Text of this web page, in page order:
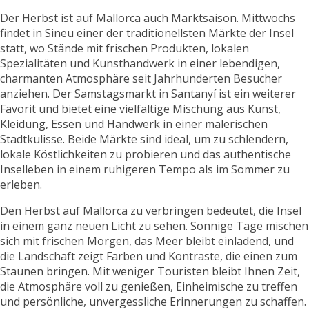
Der Herbst ist auf Mallorca auch Marktsaison. Mittwochs
findet in Sineu einer der traditionellsten Märkte der Insel
statt, wo Stände mit frischen Produkten, lokalen
Spezialitäten und Kunsthandwerk in einer lebendigen,
charmanten Atmosphäre seit Jahrhunderten Besucher
anziehen. Der Samstagsmarkt in Santanyí ist ein weiterer
Favorit und bietet eine vielfältige Mischung aus Kunst,
Kleidung, Essen und Handwerk in einer malerischen
Stadtkulisse. Beide Märkte sind ideal, um zu schlendern,
lokale Köstlichkeiten zu probieren und das authentische
Inselleben in einem ruhigeren Tempo als im Sommer zu
erleben.
Den Herbst auf Mallorca zu verbringen bedeutet, die Insel
in einem ganz neuen Licht zu sehen. Sonnige Tage mischen
sich mit frischen Morgen, das Meer bleibt einladend, und
die Landschaft zeigt Farben und Kontraste, die einen zum
Staunen bringen. Mit weniger Touristen bleibt Ihnen Zeit,
die Atmosphäre voll zu genießen, Einheimische zu treffen
und persönliche, unvergessliche Erinnerungen zu schaffen.